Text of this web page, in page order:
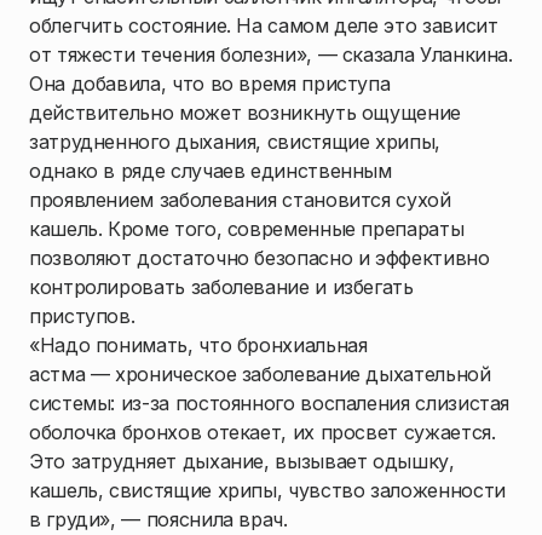
облегчить состояние. На самом деле это зависит
от тяжести течения болезни», — сказала Уланкина.
Она добавила, что во время приступа
действительно может возникнуть ощущение
затрудненного дыхания, свистящие хрипы,
однако в ряде случаев единственным
проявлением заболевания становится сухой
кашель. Кроме того, современные препараты
позволяют достаточно безопасно и эффективно
контролировать заболевание и избегать
приступов.
«Надо понимать, что бронхиальная
астма — хроническое заболевание дыхательной
системы: из-за постоянного воспаления слизистая
оболочка бронхов отекает, их просвет сужается.
Это затрудняет дыхание, вызывает одышку,
кашель, свистящие хрипы, чувство заложенности
в груди», — пояснила врач.